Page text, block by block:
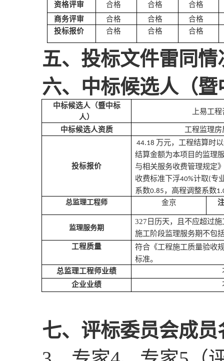
资格评审
合格 合格
合格
商务评审
合格 合格
合格
投标报价
合格 合格 合格
五、投标文件雷同情
六、中标候选人（
中标候选人（暨中标
人）
上易工
中标候选人资质 工程监理
投标报价
44.18 万元，工程结算时
结算金额为本项目的监理
与相关服务收费管理规定
收费标准下浮40%计取(专
系数0.85 ，高程调整系数
总监理工程师
金京
监理服务期
327 日历天，且不应超过
施工阶段监理服务期不包
工程质量
符合《工程施工质量验收
标准。
总监理工程师业绩
企业业绩
七、评标委员会成员